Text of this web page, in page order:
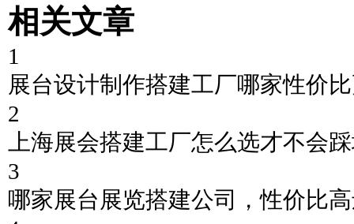
相关文章
1
展台设计制作搭建工厂哪家性价
2
上海展会搭建工厂怎么选才不会
3
哪家展台展览搭建公司，性价比